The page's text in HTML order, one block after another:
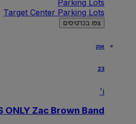
Parking Lots
Target Center Parking Lots
צפו בכרטיסים
אוק
23
ו׳
ONLY Zac Brown Band